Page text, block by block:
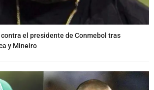
el presidente de Conmebol tras
y Mineiro